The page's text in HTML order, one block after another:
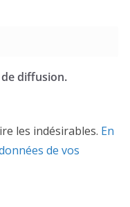
diffusion.
les indésirables. En
de vos